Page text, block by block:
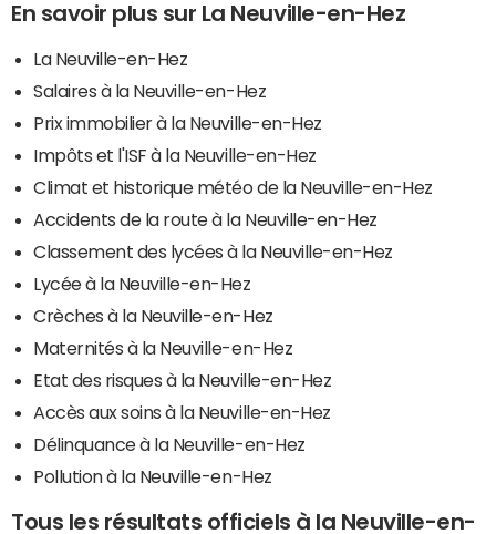
En savoir plus sur La Neuville-en-Hez
La Neuville-en-Hez
Salaires à la Neuville-en-Hez
Prix immobilier à la Neuville-en-Hez
Impôts et l'ISF à la Neuville-en-Hez
Climat et historique météo de la Neuville-en-Hez
Accidents de la route à la Neuville-en-Hez
Classement des lycées à la Neuville-en-Hez
Lycée à la Neuville-en-Hez
Crèches à la Neuville-en-Hez
Maternités à la Neuville-en-Hez
Etat des risques à la Neuville-en-Hez
Accès aux soins à la Neuville-en-Hez
Délinquance à la Neuville-en-Hez
Pollution à la Neuville-en-Hez
Tous les résultats officiels à la Neuville-en-